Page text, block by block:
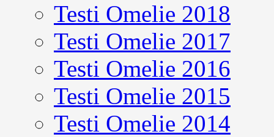
Testi Omelie 2018
Testi Omelie 2017
Testi Omelie 2016
Testi Omelie 2015
Testi Omelie 2014